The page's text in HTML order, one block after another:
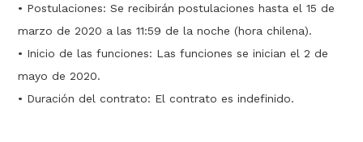
• Postulaciones: Se recibirán postulaciones hasta el 15 de
marzo de 2020 a las 11:59 de la noche (hora chilena).
• Inicio de las funciones: Las funciones se inician el 2 de
mayo de 2020.
• Duración del contrato: El contrato es indefinido.